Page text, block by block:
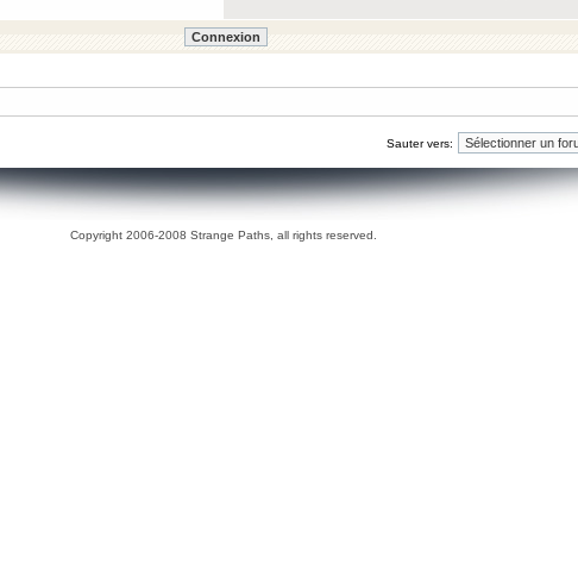
Sauter vers:
Copyright 2006-2008 Strange Paths, all rights reserved.